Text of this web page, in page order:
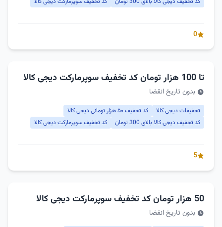
0
تا 100 هزار تومان کد تخفیف سوپرمارکت دیجی کالا
بدون تاریخ انقضا
تخفیفات دیجی کالا
کد تخفیف ۵۰ هزار تومانی دیجی کالا
کد تخفیف دیجی کالا بالای 300 تومان
کد تخفیف سوپرمارکت دیجی کالا
5
50 هزار تومان کد تخفیف سوپرمارکت دیجی کالا
بدون تاریخ انقضا